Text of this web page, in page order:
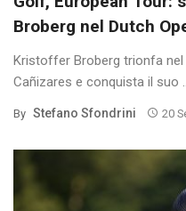
Broberg nel Dutch
Kristoffer Broberg trionfa nel
Cañizares e conquista il suo
By Stefano Sfondrini 20